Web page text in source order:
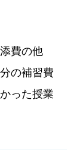
費の他
の補習費
った授業